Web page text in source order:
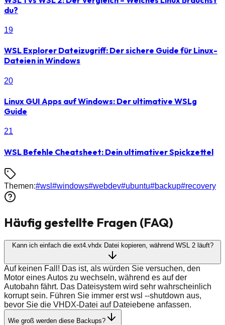
du?
19
WSL Explorer Dateizugriff: Der sichere Guide für Linux-
Dateien in Windows
20
Linux GUI Apps auf Windows: Der ultimative WSLg
Guide
21
WSL Befehle Cheatsheet: Dein ultimativer Spickzettel
Themen:#wsl #windows#webdev#ubuntu#backup#recovery
Häufig gestellte Fragen (FAQ)
Kann ich einfach die ext4.vhdx Datei kopieren, während WSL 2 läuft?
Auf keinen Fall! Das ist, als würden Sie versuchen, den
Motor eines Autos zu wechseln, während es auf der
Autobahn fährt. Das Dateisystem wird sehr wahrscheinlich
korrupt sein. Führen Sie immer erst wsl --shutdown aus,
bevor Sie die VHDX-Datei auf Dateiebene anfassen.
Wie groß werden diese Backups?